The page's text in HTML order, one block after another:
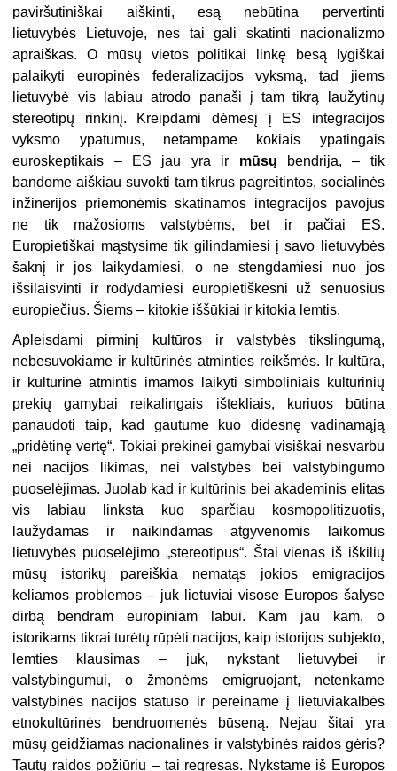
paviršutiniškai aiškinti, esą nebūtina pervertinti
lietuvybės Lietuvoje, nes tai gali skatinti nacionalizmo
apraiškas. O mūsų vietos politikai linkę besą lygiškai
palaikyti europinės federalizacijos vyksmą, tad jiems
lietuvybė vis labiau atrodo panaši į tam tikrą laužytinų
stereotipų rinkinį. Kreipdami dėmesį į ES integracijos
vyksmo ypatumus, netampame kokiais ypatingais
euroskeptikais – ES jau yra ir mūsų bendrija, – tik
bandome aiškiau suvokti tam tikrus pagreitintos, socialinės
inžinerijos priemonėmis skatinamos integracijos pavojus
ne tik mažosioms valstybėms, bet ir pačiai ES.
Europietiškai mąstysime tik gilindamiesi į savo lietuvybės
šaknį ir jos laikydamiesi, o ne stengdamiesi nuo jos
išsilaisvinti ir rodydamiesi europietiškesni už senuosius
europiečius. Šiems – kitokie iššūkiai ir kitokia lemtis.
Apleisdami pirminį kultūros ir valstybės tikslingumą,
nebesuvokiame ir kultūrinės atminties reikšmės. Ir kultūra,
ir kultūrinė atmintis imamos laikyti simboliniais kultūrinių
prekių gamybai reikalingais ištekliais, kuriuos būtina
panaudoti taip, kad gautume kuo didesnę vadinamąją
„pridėtinę vertę“. Tokiai prekinei gamybai visiškai nesvarbu
nei nacijos likimas, nei valstybės bei valstybingumo
puoselėjimas. Juolab kad ir kultūrinis bei akademinis elitas
vis labiau linksta kuo sparčiau kosmopolitizuotis,
laužydamas ir naikindamas atgyvenomis laikomus
lietuvybės puoselėjimo „stereotipus“. Štai vienas iš iškilių
mūsų istorikų pareiškia nematąs jokios emigracijos
keliamos problemos – juk lietuviai visose Europos šalyse
dirbą bendram europiniam labui. Kam jau kam, o
istorikams tikrai turėtų rūpėti nacijos, kaip istorijos subjekto,
lemties klausimas – juk, nykstant lietuvybei ir
valstybingumui, o žmonėms emigruojant, netenkame
valstybinės nacijos statuso ir pereiname į lietuviakalbės
etnokultūrinės bendruomenės būseną. Nejau šitai yra
mūsų geidžiamas nacionalinės ir valstybinės raidos gėris?
Tautų raidos požiūriu – tai regresas. Nykstame iš Europos